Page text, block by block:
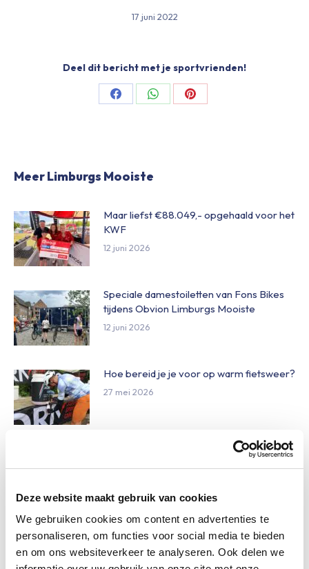
Deze website maakt gebruik van cookies
We gebruiken cookies om content en advertenties te
personaliseren, om functies voor social media te bieden
en om ons websiteverkeer te analyseren. Ook delen we
17 juni 2022
Deel dit bericht met je sportvrienden!
Share
Share
Share
Meer Limburgs Mooiste
Maar liefst €88.049,- opgehaald voor het
KWF
12 juni 2026
Speciale damestoiletten van Fons Bikes
tijdens Obvion Limburgs Mooiste
12 juni 2026
Hoe bereid je je voor op warm fietsweer?
27 mei 2026
Wat te doen bij verschillende
weersomstandigheden op de route
Daginschrijvingen Obvion Limburgs
Mooiste 2026
27 mei 2026